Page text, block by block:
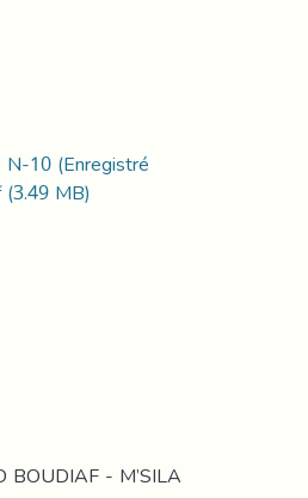
10 (Enregistré
(3.49 MB)
BOUDIAF - M’SILA